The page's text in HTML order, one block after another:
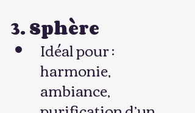
3. Sphère
Idéal pour :
harmonie,
ambiance,